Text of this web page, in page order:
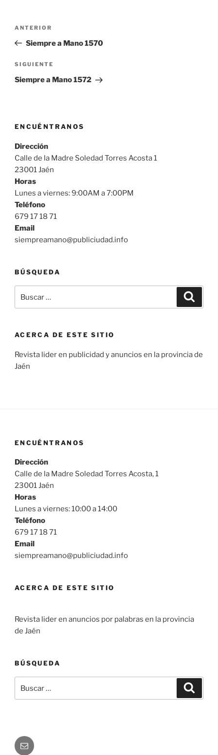
Navegación
entradas
Entrada
anterior:
ANTERIOR
Siempre a Mano 1570
Siguiente
entrada
SIGUIENTE
Siempre a Mano 1572
ENCUÉNTRANOS
Dirección
Calle de la Madre Soledad Torres Acosta 1
23001 Jaén
Horas
Lunes a viernes: 9:00AM a 7:00PM
Teléfono
679 17 18 71
Email
siempreamano@publiciudad.info
BÚSQUEDA
por:
ACERCA DE ESTE SITIO
Revista lider en publicidad y anuncios en la provincia de
Jaén
ENCUÉNTRANOS
Dirección
Calle de la Madre Soledad Torres Acosta, 1
23001 Jaén
Horas
Lunes a viernes: 10:00 a 14:00
Teléfono
679 17 18 71
Email
siempreamano@publiciudad.info
ACERCA DE ESTE SITIO
Revista lider en anuncios por palabras en la provincia
de Jaén
BÚSQUEDA
por:
Correo